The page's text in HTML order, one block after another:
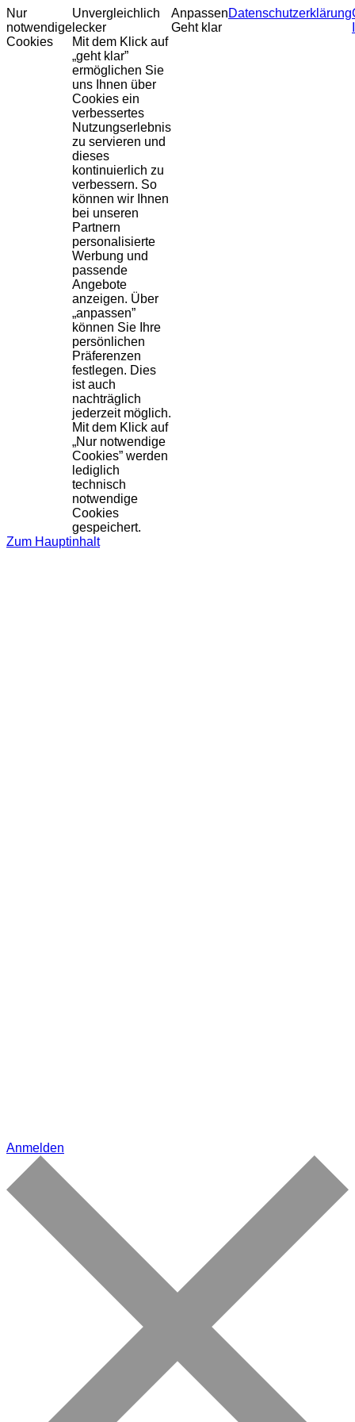
Nur
notwendige
Cookies
Unvergleichlich
lecker
Mit dem Klick auf
„geht klar”
ermöglichen Sie
uns Ihnen über
Cookies ein
verbessertes
Nutzungserlebnis
zu servieren und
dieses
kontinuierlich zu
verbessern. So
können wir Ihnen
bei unseren
Partnern
personalisierte
Werbung und
passende
Angebote
anzeigen. Über
„anpassen”
können Sie Ihre
persönlichen
Präferenzen
festlegen. Dies
ist auch
nachträglich
jederzeit möglich.
Mit dem Klick auf
„Nur notwendige
Cookies” werden
lediglich
technisch
notwendige
Cookies
gespeichert.
Anpassen
Geht klar
Datenschutzerklärung
Zum Hauptinhalt
Anmelden